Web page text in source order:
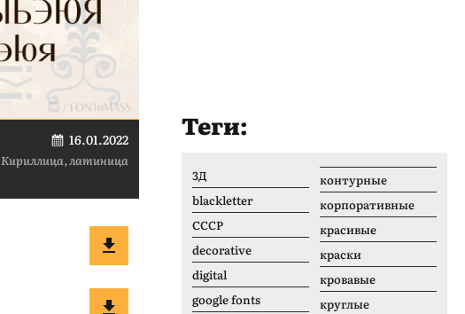
16.01.2022
Кириллица, латиница
Теги:
3Д
blackletter
CCCР
decorative
digital
google fonts
контурные
корпоративные
красивые
краски
кровавые
круглые